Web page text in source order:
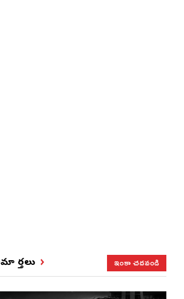
ఇంకా చదవండి